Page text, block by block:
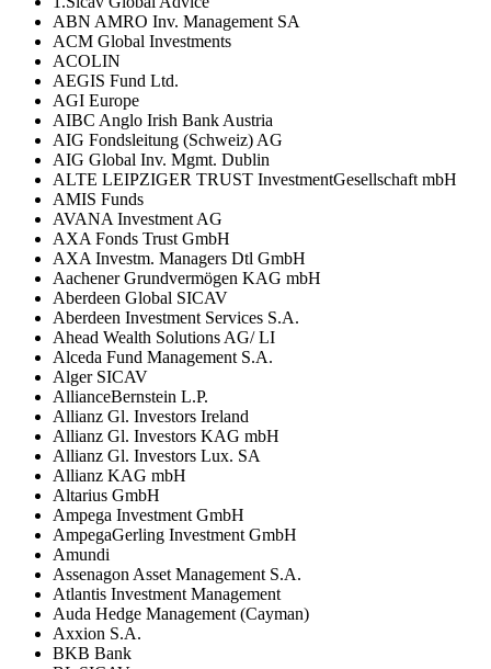
ABN AMRO Inv. Management SA
ACM Global Investments
ACOLIN
AEGIS Fund Ltd.
AGI Europe
AIBC Anglo Irish Bank Austria
AIG Fondsleitung (Schweiz) AG
AIG Global Inv. Mgmt. Dublin
ALTE LEIPZIGER TRUST InvestmentGesellschaft mbH
AMIS Funds
AVANA Investment AG
AXA Fonds Trust GmbH
AXA Investm. Managers Dtl GmbH
Aachener Grundvermögen KAG mbH
Aberdeen Global SICAV
Aberdeen Investment Services S.A.
Ahead Wealth Solutions AG/ LI
Alceda Fund Management S.A.
Alger SICAV
AllianceBernstein L.P.
Allianz Gl. Investors Ireland
Allianz Gl. Investors KAG mbH
Allianz Gl. Investors Lux. SA
Allianz KAG mbH
Altarius GmbH
Ampega Investment GmbH
AmpegaGerling Investment GmbH
Amundi
Assenagon Asset Management S.A.
Atlantis Investment Management
Auda Hedge Management (Cayman)
Axxion S.A.
BKB Bank